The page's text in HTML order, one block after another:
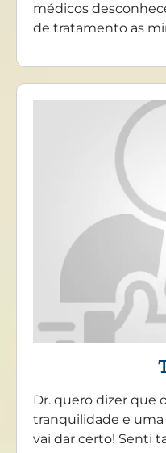
médicos
de tratamento as
Dr. quero dizer que
tranquilidade e
vai dar certo! Senti